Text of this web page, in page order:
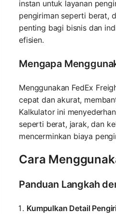
instan untuk layanan
pengiriman seperti berat,
penting bagi bisnis dan
efisien.
Mengapa
Menggunakan FedEx
cepat dan akurat,
Kalkulator ini
seperti berat, jarak, dan
mencerminkan biaya
Cara
Panduan Langkah
Kumpulkan Detail